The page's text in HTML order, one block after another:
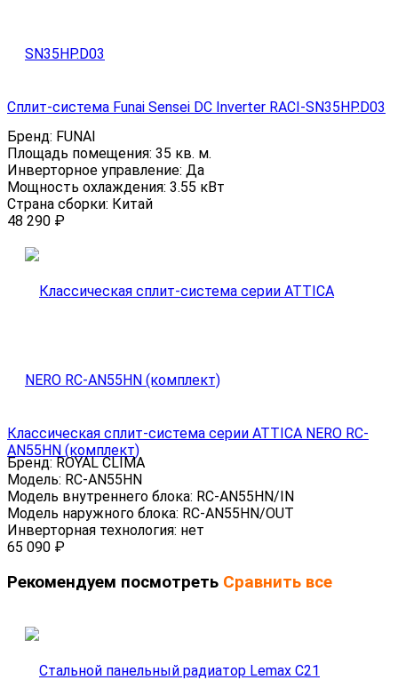
Сплит-система Funai Sensei DC Inverter RACI-SN35HP.D03
Бренд: FUNAI
Площадь помещения: 35 кв. м.
Инверторное управление: Да
Мощность охлаждения: 3.55 кВт
Страна сборки: Китай
48 290 ₽
Классическая сплит-система серии ATTICA NERO RC-
AN55HN (комплект)
Бренд: ROYAL CLIMA
Модель: RC-AN55HN
Модель внутреннего блока: RC-AN55HN/IN
Модель наружного блока: RC-AN55HN/OUT
Инверторная технология: нет
65 090 ₽
Рекомендуем посмотреть Сравнить все